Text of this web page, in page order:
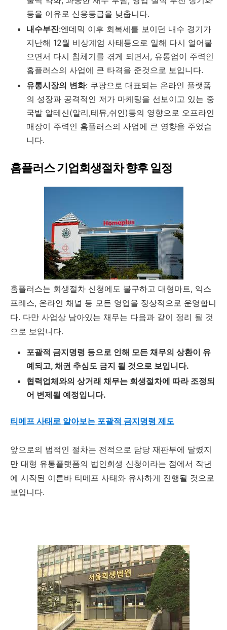
등을 이유로 신용등급을 낮춥니다.
내수부진:엔데믹 이후 회복세를 보이던 내수 경기가
지난해 12월 비상계엄 사태등으로 일해 다시 얼어붙
으면서 다시 침체기를 겪게 되면서, 유통업이 주력인
홈플러스의 사업에 큰 타격을 준것으로 보입니다.
유통시장의 변화: 쿠팡으로 대표되는 온라인 플랫폼
의 성장과 공격적인 저가 마케팅을 선보이고 있는 중
국발 알테신(알리,테뮤,쉬인)등의 영향으로 오프라인
매장이 주력인 홈플러스의 사업에 큰 영향을 주었습
니다.
홈플러스 기업회생절차 향후 일정
홈플러스는 회생절차 신청에도 불구하고 대형마트, 익스
프레스, 온라인 채널 등 모든 영업을 정상적으로 운영합니
다. 다만 사업상 남아있는 채무는 다음과 같이 정리 될 것
으로 보입니다.
포괄적 금지명령 등으로 인해 모든 채무의 상환이 유
예되고, 채권 추심도 금지 될 것으로 보입니다.
협력업체와의 상거래 채무는 회생절차에 따라 조정되
어 변제될 예정입니다.
티메프 사태로 알아보는 포괄적 금지명령 제도
앞으로의 법적인 절차는 전적으로 담당 재판부에 달렸지
만 대형 유통플랫폼의 법인회생 신청이라는 점에서 작년
에 시작된 이른바 티메프 사태와 유사하게 진행될 것으로
보입니다.